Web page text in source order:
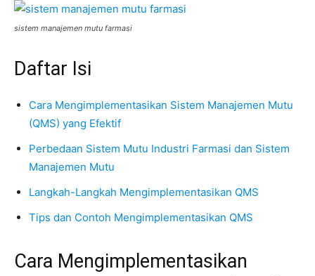
sistem manajemen mutu farmasi
Daftar Isi
Cara Mengimplementasikan Sistem Manajemen Mutu
(QMS) yang Efektif
Perbedaan Sistem Mutu Industri Farmasi dan Sistem
Manajemen Mutu
Langkah-Langkah Mengimplementasikan QMS
Tips dan Contoh Mengimplementasikan QMS
Cara Mengimplementasikan